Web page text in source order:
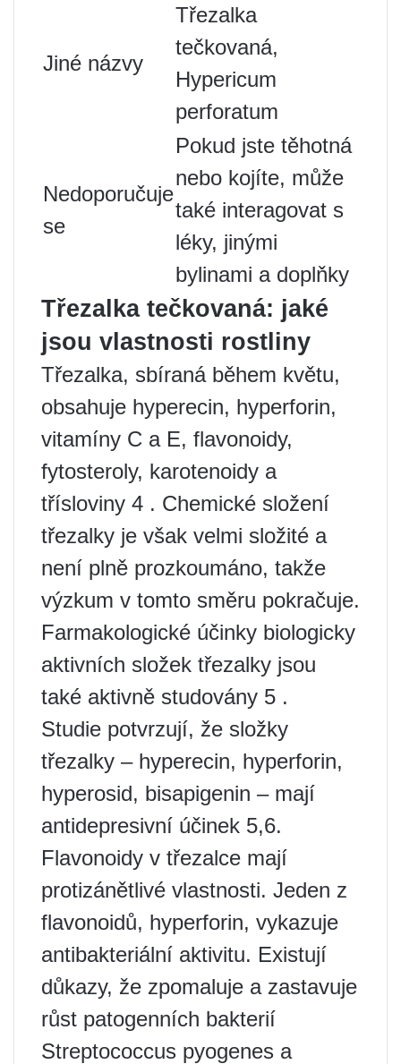
Jiné názvy
Třezalka
tečkovaná,
Hypericum
perforatum
Nedoporučuje
se
Pokud jste těhotná
nebo kojíte, může
také interagovat s
léky, jinými
bylinami a doplňky
Třezalka tečkovaná: jaké
jsou vlastnosti rostliny
Třezalka, sbíraná během květu,
obsahuje hyperecin, hyperforin,
vitamíny C a E, flavonoidy,
fytosteroly, karotenoidy a
třísloviny 4 . Chemické složení
třezalky je však velmi složité a
není plně prozkoumáno, takže
výzkum v tomto směru pokračuje.
Farmakologické účinky biologicky
aktivních složek třezalky jsou
také aktivně studovány 5 .
Studie potvrzují, že složky
třezalky – hyperecin, hyperforin,
hyperosid, bisapigenin – mají
antidepresivní účinek 5,6.
Flavonoidy v třezalce mají
protizánětlivé vlastnosti. Jeden z
flavonoidů, hyperforin, vykazuje
antibakteriální aktivitu. Existují
důkazy, že zpomaluje a zastavuje
růst patogenních bakterií
Streptococcus pyogenes a